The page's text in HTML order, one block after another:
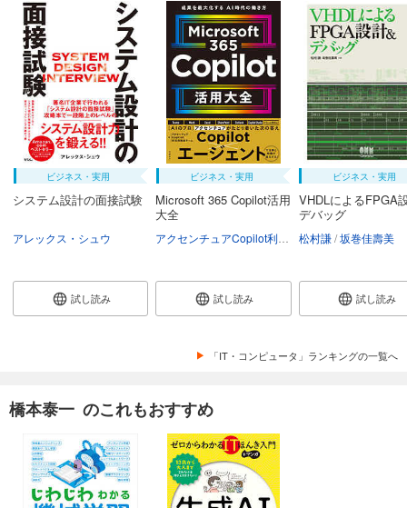
ビジネス・実用
システム設計の面接試験
アレックス・シュウ
試し読み
ビジネス・実用
Microsoft 365 Copilot活用
大全
試し読み
ビジネス・実用
VHDLによるFPGA
デバッグ
松村謙 坂巻佳壽美
試し読み
「IT・コンピュータ」ランキングの一覧へ
橋本泰一 のこれもおすすめ